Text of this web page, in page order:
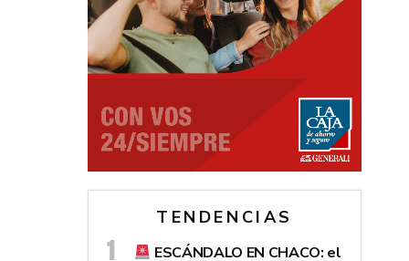
TENDENCIAS
ESCÁNDALO EN CHACO: el